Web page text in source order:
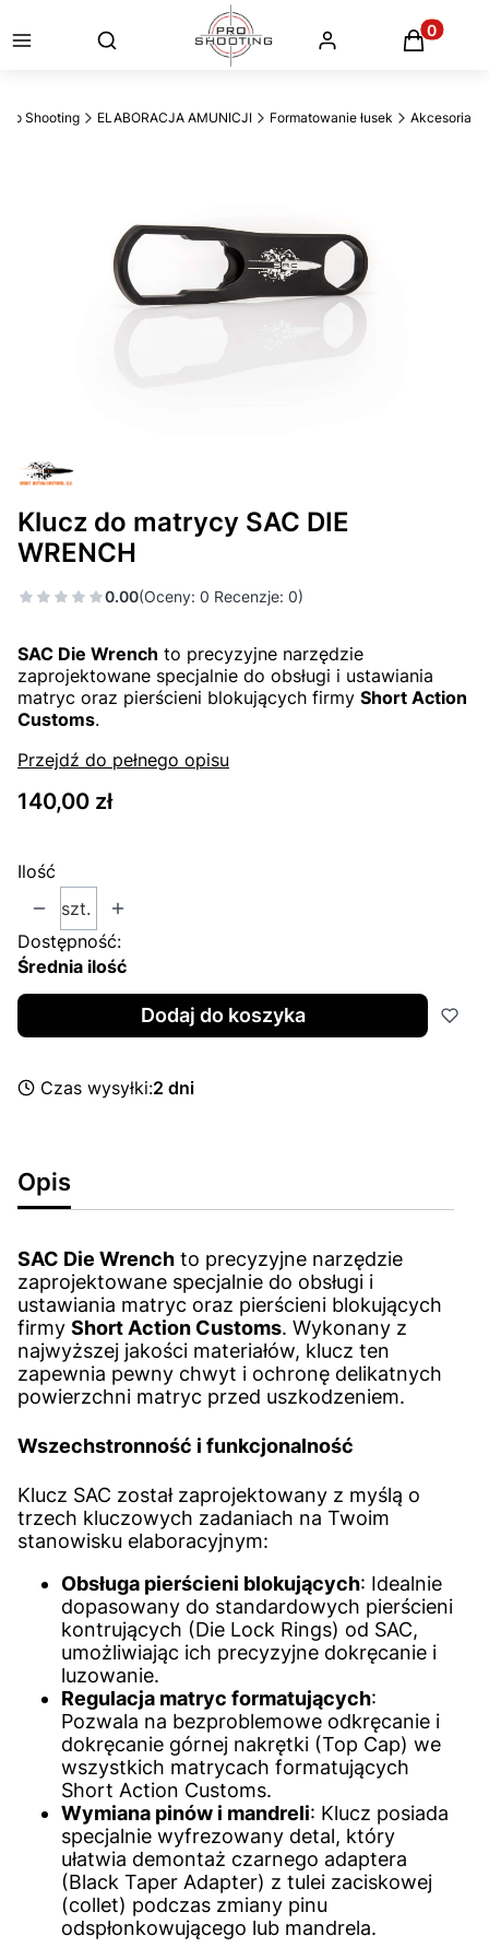
Otwórz wyszukiwarkę
Pro Shooting ELABORACJA AMUNICJI Formatowanie łusek Akcesoria
Klucz do matrycy SAC DIE
WRENCH
0.00(Oceny: 0 Recenzje: 0)
SAC Die Wrench to precyzyjne narzędzie
zaprojektowane specjalnie do obsługi i ustawiania
matryc oraz pierścieni blokujących firmy Short Action
Customs.
Przejdź do pełnego opisu
Cena
140,00 zł
Ilość
szt.
Dostępność:
Średnia ilość
Dodaj do koszyka
Czas wysyłki:2 dni
Opis
SAC Die Wrench to precyzyjne narzędzie
zaprojektowane specjalnie do obsługi i
ustawiania matryc oraz pierścieni blokujących
firmy Short Action Customs. Wykonany z
najwyższej jakości materiałów, klucz ten
zapewnia pewny chwyt i ochronę delikatnych
powierzchni matryc przed uszkodzeniem.
Wszechstronność i funkcjonalność
Klucz SAC został zaprojektowany z myślą o
trzech kluczowych zadaniach na Twoim
stanowisku elaboracyjnym:
Obsługa pierścieni blokujących: Idealnie
dopasowany do standardowych pierścieni
kontrujących (Die Lock Rings) od SAC,
umożliwiając ich precyzyjne dokręcanie i
luzowanie.
Regulacja matryc formatujących:
Pozwala na bezproblemowe odkręcanie i
dokręcanie górnej nakrętki (Top Cap) we
wszystkich matrycach formatujących
Short Action Customs.
Wymiana pinów i mandreli: Klucz posiada
specjalnie wyfrezowany detal, który
ułatwia demontaż czarnego adaptera
(Black Taper Adapter) z tulei zaciskowej
(collet) podczas zmiany pinu
odspłonkowującego lub mandrela.